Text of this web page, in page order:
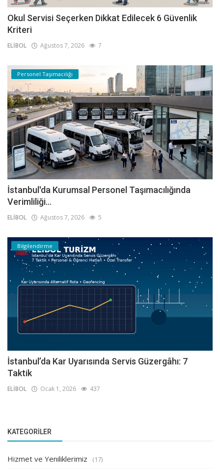
Okul Servisi Seçerken Dikkat Edilecek 6 Güvenlik
Kriteri
ELİBOL Ağustos 7, 2026 7
Personel Taşımacılığı
İstanbul'da Kurumsal Personel Taşımacılığında
Verimliliği...
ELİBOL Ağustos 7, 2026 5
Bilgilendirme
İstanbul’da Kar Uyarısında Servis Güzergâhı: 7
Taktik
ELİBOL Ocak 1, 2026 437
KATEGORILER
Hizmet ve Yeniliklerimiz (17)